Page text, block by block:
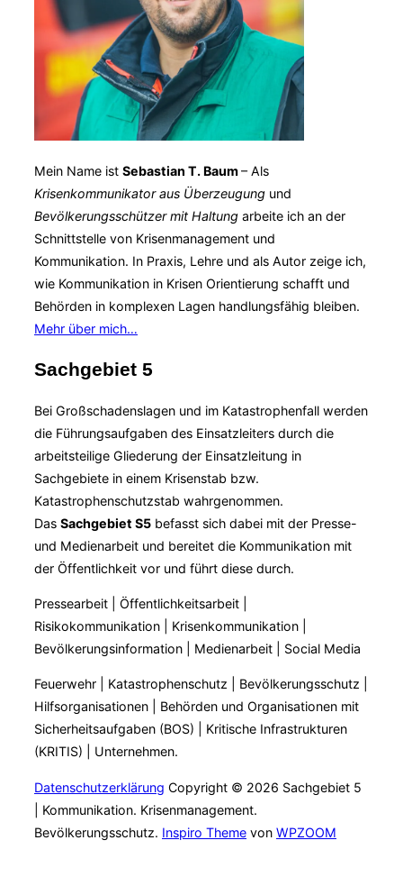
Mein Name ist Sebastian T. Baum– Als
Krisenkommunikator aus Überzeugung und
Bevölkerungsschützer mit Haltung arbeite ich an der
Schnittstelle von Krisenmanagement und
Kommunikation. In Praxis, Lehre und als Autor zeige ich,
wie Kommunikation in Krisen Orientierung schafft und
Behörden in komplexen Lagen handlungsfähig bleiben.
Mehr über mich…
Sachgebiet 5
Bei Großschadenslagen und im Katastrophenfall werden
die Führungsaufgaben des Einsatzleiters durch die
arbeitsteilige Gliederung der Einsatzleitung in
Sachgebiete in einem Krisenstab bzw.
Katastrophenschutzstab wahrgenommen.
Das Sachgebiet S5 befasst sich dabei mit der Presse-
und Medienarbeit und bereitet die Kommunikation mit
der Öffentlichkeit vor und führt diese durch.
Pressearbeit | Öffentlichkeitsarbeit |
Risikokommunikation | Krisenkommunikation |
Bevölkerungsinformation | Medienarbeit | Social Media
Feuerwehr | Katastrophenschutz | Bevölkerungsschutz |
Hilfsorganisationen | Behörden und Organisationen mit
Sicherheitsaufgaben (BOS) | Kritische Infrastrukturen
(KRITIS) | Unternehmen.
Datenschutzerklärung Copyright © 2026 Sachgebiet 5
| Kommunikation. Krisenmanagement.
Bevölkerungsschutz. Inspiro Theme von WPZOOM